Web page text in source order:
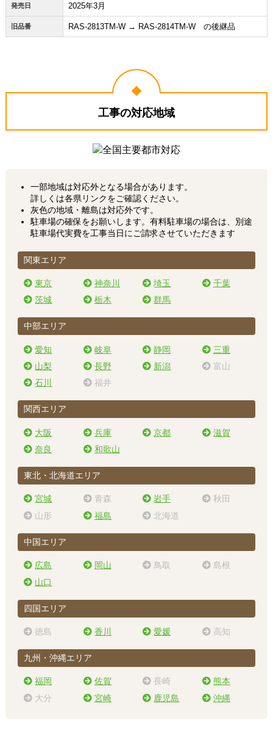
お買い物を続ける
発売日 2025年3月
旧品番 RAS-2813TM-W → RAS-2814TM-W の後継品
工事の対応地域
一部地域は対応外となる場合があります。
詳しくは各県リンクをご確認ください。
灰色の地域・離島は対応外です。
駐車場の確保をお願いします。有料駐車場の場合は、別途
駐車場代実費を工事当日にご請求させていただきます
関東エリア
東京 神奈川 埼玉
千葉
茨城
栃木 群馬
中部エリア
愛知 岐阜 静岡
三重
山梨
長野 新潟
富山
石川
福井
関西エリア
大阪 兵庫 京都
滋賀
奈良
和歌山
東北・北海道エリア
宮城 青森 岩手
秋田
山形
福島 北海道
中国エリア
広島 岡山 鳥取
島根
山口
四国エリア
徳島 香川 愛媛 高知
九州・沖縄エリア
福岡 佐賀 長崎
熊本
大分
宮崎 鹿児島 沖縄